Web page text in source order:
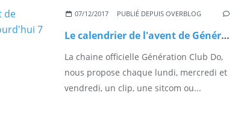
07/12/2017 PUBLIÉ DEPUIS OVERBLOG
Le calendrier de l'avent de Génération Club Do, aujourd'hui 7 décembre
La chaine officielle Génération Club Do,
nous propose chaque lundi, mercredi et
vendredi, un clip, une sitcom ou...